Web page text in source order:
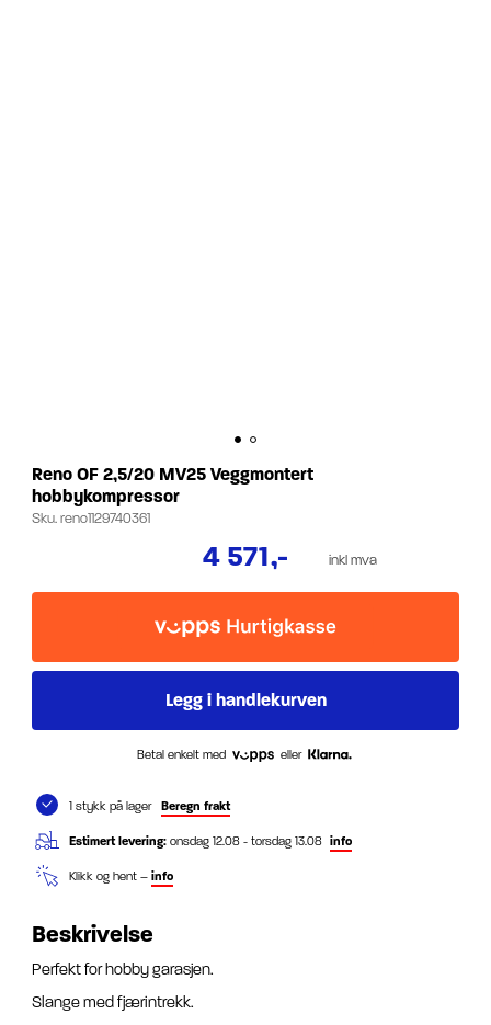
Reno OF 2,5/20 MV25 Veggmontert
hobbykompressor
Sku.reno1129740361
4 571,- inkl mva
Betal enkelt med eller
1 stykk på lager Beregn frakt
Estimert levering: onsdag 12.08 - torsdag 13.08 info
Klikk og hent – info
Beskrivelse
Perfekt for hobby garasjen.
Slange med fjærintrekk.